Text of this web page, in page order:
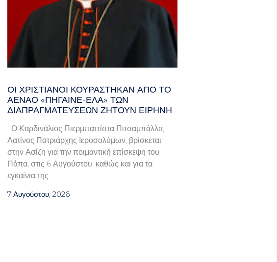
ΟΙ ΧΡΙΣΤΙΑΝΟΊ ΚΟΥΡΆΣΤΗΚΑΝ ΑΠΌ ΤΟ
ΑΈΝΑΟ «ΠΉΓΑΙΝΕ-ΈΛΑ» ΤΩΝ
ΔΙΑΠΡΑΓΜΑΤΕΎΣΕΩΝ ΖΗΤΟΎΝ ΕΙΡΉΝΗ
Ο Καρδινάλιος Πιερμπαττίστα Πιτσαμπάλλα,
Λατίνος Πατριάρχης Ιεροσολύμων, βρίσκεται
στην Ασίζη για την ποιμαντική επίσκεψη του
Πάπα, στις 6 Αυγούστου, καθώς και για τα
εγκαίνια της
7 Αυγούστου, 2026